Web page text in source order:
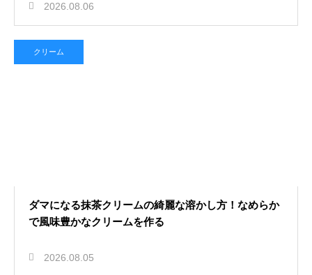
2026.08.06
クリーム
ダマになる抹茶クリームの綺麗な溶かし方！なめらか
で風味豊かなクリームを作る
2026.08.05